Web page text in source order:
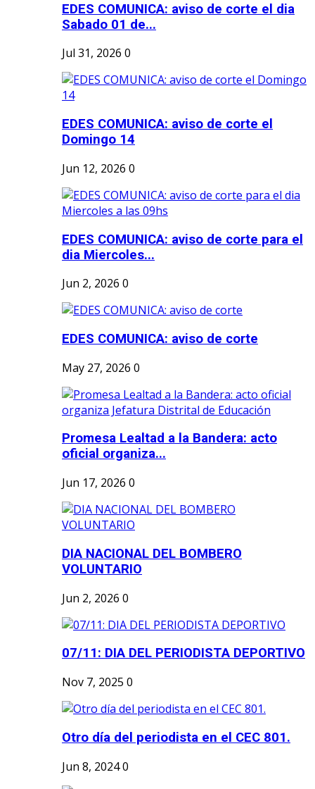
EDES COMUNICA: aviso de corte el dia
Sabado 01 de...
Jul 31, 2026 0
EDES COMUNICA: aviso de corte el
Domingo 14
Jun 12, 2026 0
EDES COMUNICA: aviso de corte para el
dia Miercoles...
Jun 2, 2026 0
EDES COMUNICA: aviso de corte
May 27, 2026 0
Promesa Lealtad a la Bandera: acto
oficial organiza...
Jun 17, 2026 0
DIA NACIONAL DEL BOMBERO
VOLUNTARIO
Jun 2, 2026 0
07/11: DIA DEL PERIODISTA DEPORTIVO
Nov 7, 2025 0
Otro día del periodista en el CEC 801.
Jun 8, 20240